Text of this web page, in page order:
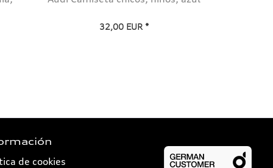
32,00 EUR *
de cookies